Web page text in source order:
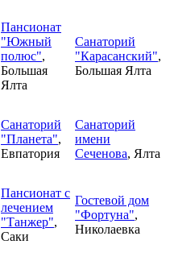
Пансионат
"Южный
полюс",
Большая
Ялта
Санаторий
"Карасанский",
Большая Ялта
Санаторий
"Планета",
Евпатория
Санаторий
имени
Сеченова, Ялта
Пансионат с
лечением
"Танжер",
Саки
Гостевой дом
"Фортуна",
Николаевка